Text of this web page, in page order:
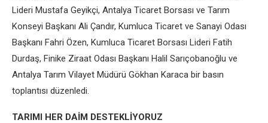
Lideri Mustafa Geyikçi, Antalya Ticaret Borsası ve Tarım
Konseyi Başkanı Ali Çandır, Kumluca Ticaret ve Sanayi Odası
Başkanı Fahri Özen, Kumluca Ticaret Borsası Lideri Fatih
Durdaş, Finike Ziraat Odası Başkanı Halil Sarıçobanoğlu ve
Antalya Tarım Vilayet Müdürü Gökhan Karaca bir basın
toplantısı düzenledi.
TARIMI HER DAİM DESTEKLİYORUZ